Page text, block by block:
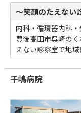
～笑顔のたえない
内科・循環器内科
豊後高田市呉崎の
えない診察室で地域
千嶋病院